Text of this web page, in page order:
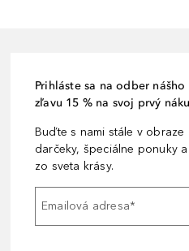
Prihláste sa na odber
zľavu 15 % na svoj prvý
Buďte s nami stále v obraze
darčeky, špeciálne ponuky
zo sveta krásy.
Emailová adresa*